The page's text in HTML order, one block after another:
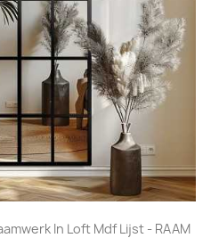
In Loft Mdf Lijst - RAAM